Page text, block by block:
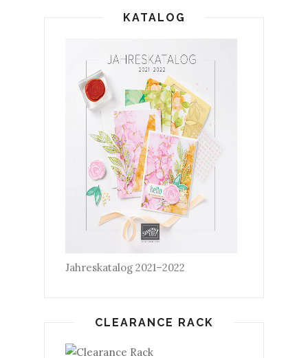
KATALOG
Jahreskatalog 2021–2022
CLEARANCE RACK